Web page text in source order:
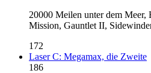
20000 Meilen unter dem Meer,
Mission, Gauntlet II,
172
Laser C: Megamax, die Zweite
186